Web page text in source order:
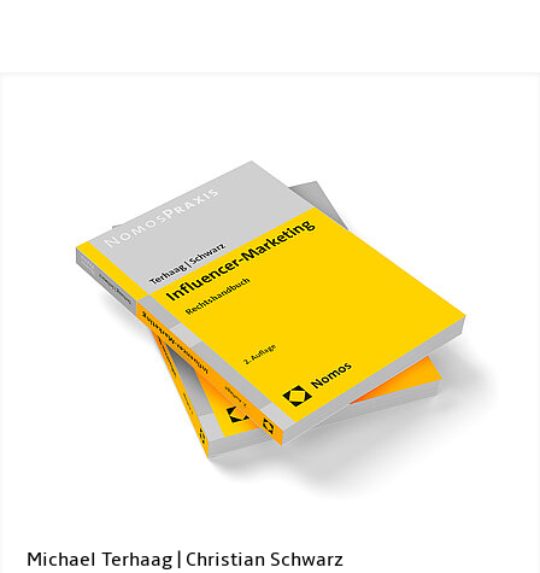
Michael Terhaag | Christian Schwarz